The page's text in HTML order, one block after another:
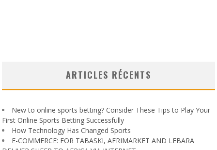
ARTICLES RÉCENTS
New to online sports betting? Consider These Tips to Play Your
First Online Sports Betting Successfully
How Technology Has Changed Sports
E-COMMERCE: FOR TABASKI, AFRIMARKET AND LEBARA